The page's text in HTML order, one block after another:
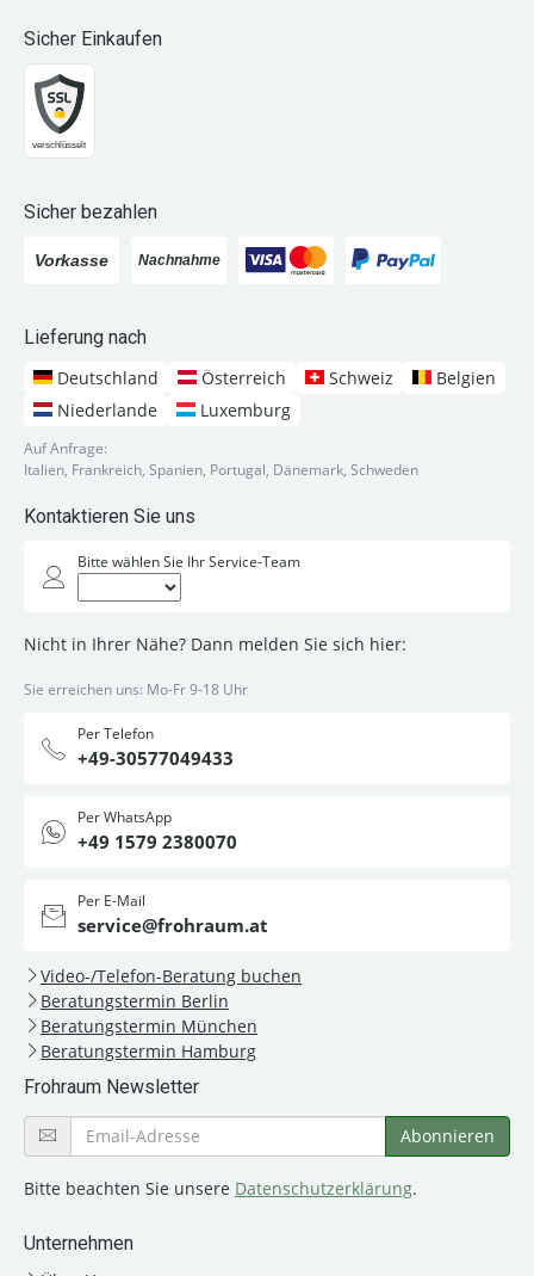
Sicher Einkaufen
Sicher bezahlen
Lieferung nach
Deutschland
Österreich Schweiz
Belgien
Niederlande
Luxemburg
Auf Anfrage:
Italien, Frankreich, Spanien, Portugal, Dänemark, Schweden
Kontaktieren Sie uns
Bitte wählen Sie Ihr Service-Team
Nicht in Ihrer Nähe? Dann melden Sie sich hier:
Sie erreichen uns: Mo-Fr 9-18 Uhr
Per Telefon
+49-30577049433
Per WhatsApp
+49 1579 2380070
Per E-Mail
service@frohraum.at
Video-/Telefon-Beratung buchen
Beratungstermin Berlin
Beratungstermin München
Beratungstermin Hamburg
Frohraum Newsletter
Bitte beachten Sie unsere Datenschutzerklärung.
Unternehmen